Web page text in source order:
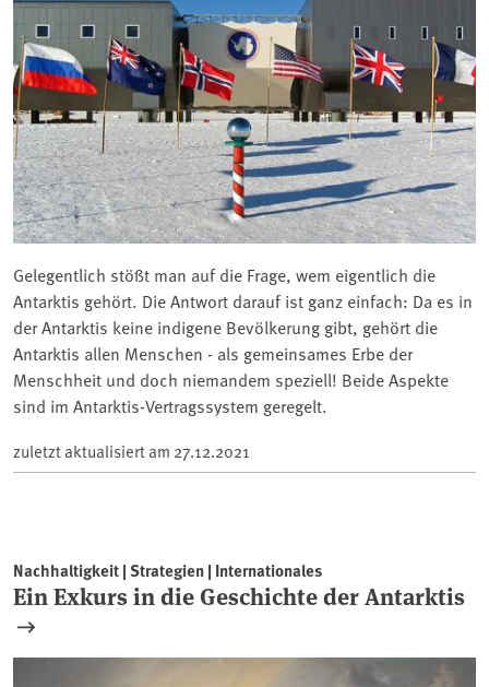
Gelegentlich stößt man auf die Frage, wem eigentlich die
Antarktis gehört. Die Antwort darauf ist ganz einfach: Da es in
der Antarktis keine indigene Bevölkerung gibt, gehört die
Antarktis allen Menschen - als gemeinsames Erbe der
Menschheit und doch niemandem speziell! Beide Aspekte
sind im Antarktis-Vertragssystem geregelt.
zuletzt aktualisiert am 27.12.2021
Nachhaltigkeit | Strategien | Internationales
Ein Exkurs in die Geschichte der Antarktis